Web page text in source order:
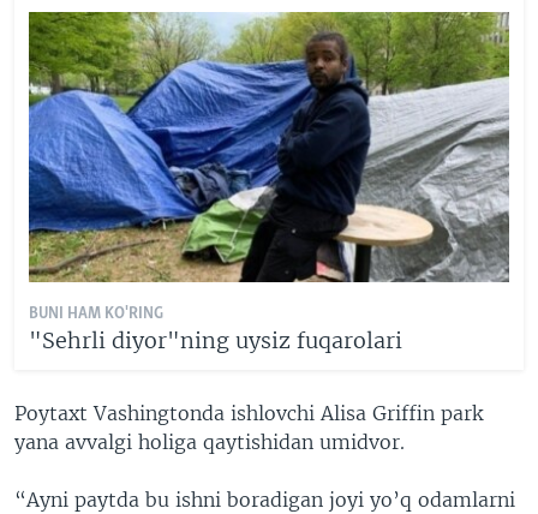
BUNI HAM KO'RING
"Sehrli diyor"ning uysiz fuqarolari
Poytaxt Vashingtonda ishlovchi Alisa Griffin park
yana avvalgi holiga qaytishidan umidvor.
“Ayni paytda bu ishni boradigan joyi yo’q odamlarni